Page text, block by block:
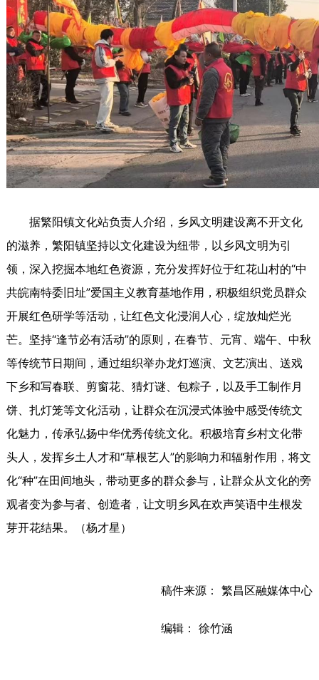
据繁阳镇文化站负责人介绍，乡风文明建设离不开文化
的滋养，繁阳镇坚持以文化建设为纽带，以乡风文明为引
领，深入挖掘本地红色资源，充分发挥好位于红花山村的“中
共皖南特委旧址”爱国主义教育基地作用，积极组织党员群众
开展红色研学等活动，让红色文化浸润人心，绽放灿烂光
芒。坚持“逢节必有活动”的原则，在春节、元宵、端午、中秋
等传统节日期间，通过组织举办龙灯巡演、文艺演出、送戏
下乡和写春联、剪窗花、猜灯谜、包粽子，以及手工制作月
饼、扎灯笼等文化活动，让群众在沉浸式体验中感受传统文
化魅力，传承弘扬中华优秀传统文化。积极培育乡村文化带
头人，发挥乡土人才和“草根艺人”的影响力和辐射作用，将文
化“种”在田间地头，带动更多的群众参与，让群众从文化的旁
观者变为参与者、创造者，让文明乡风在欢声笑语中生根发
芽开花结果。（杨才星）
稿件来源： 繁昌区融媒体中心
编辑： 徐竹涵